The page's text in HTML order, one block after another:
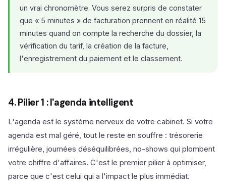
un vrai chronomètre. Vous serez surpris de constater
que « 5 minutes » de facturation prennent en réalité 15
minutes quand on compte la recherche du dossier, la
vérification du tarif, la création de la facture,
l'enregistrement du paiement et le classement.
4. Pilier 1 : l'agenda intelligent
L'agenda est le système nerveux de votre cabinet. Si votre
agenda est mal géré, tout le reste en souffre : trésorerie
irrégulière, journées déséquilibrées, no-shows qui plombent
votre chiffre d'affaires. C'est le premier pilier à optimiser,
parce que c'est celui qui a l'impact le plus immédiat.